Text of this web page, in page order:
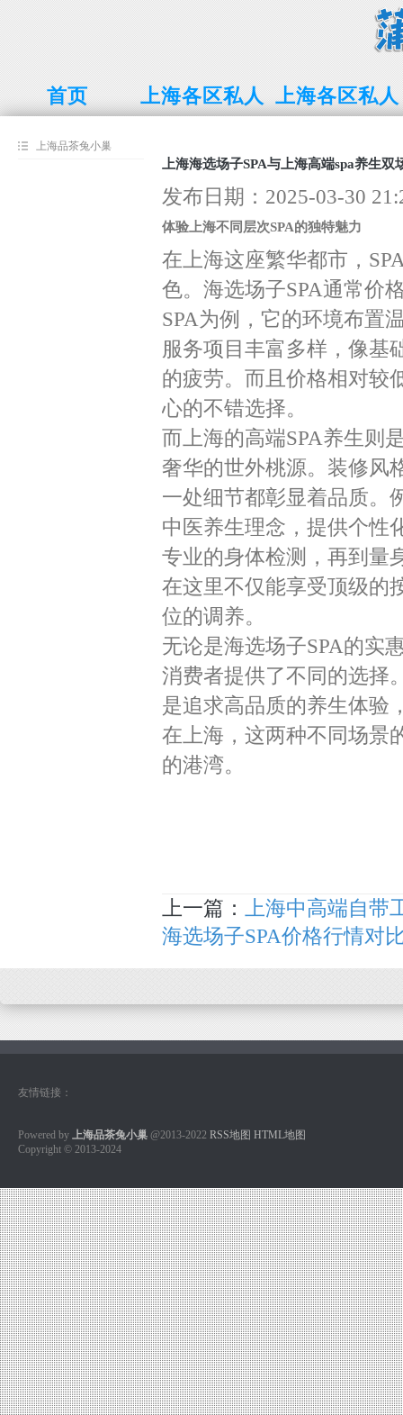
首页
上海各区私人 上海各区私人
上海品茶兔小巢
上海海选场子SPA与上海高端spa养生双
发布日期：2025-03-30
体验上海不同层次SPA的独特魅力
在上海这座繁华都市，
色。海选场子SPA通常价
SPA为例，它的环境布置
服务项目丰富多样，像基
的疲劳。而且价格相对较
心的不错选择。
而上海的高端SPA养生则
奢华的世外桃源。装修风
一处细节都彰显着品质。
中医养生理念，提供个性
专业的身体检测，再到量
在这里不仅能享受顶级的
位的调养。
无论是海选场子SPA的实
消费者提供了不同的选择
是追求高品质的养生体验
在上海，这两种不同场景
的港湾。
上一篇：
上海中高端自
海选场子SPA价格行情对
友情链接：
Powered by 上海品茶兔小巢 @2013-2022 RSS地图 HTML地图
Copyright © 2013-2024